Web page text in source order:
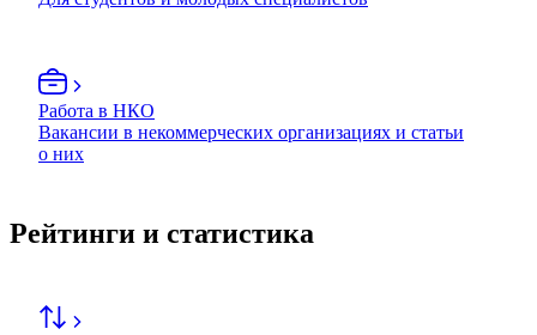
Работа в НКО
Вакансии в некоммерческих организациях и статьи
о них
Рейтинги и статистика